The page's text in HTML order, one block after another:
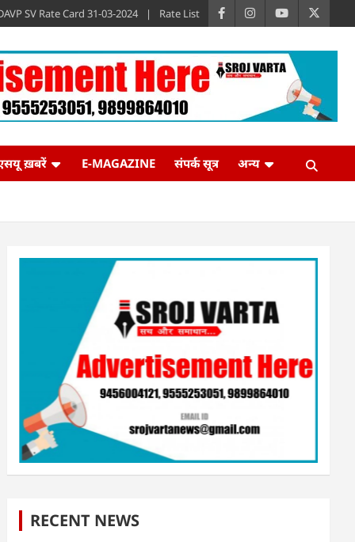
SV Rate Card 31-03-2024 Rate List
ख़बरें E-MAGAZINE संपर्क सूत्र अन्य
RECENT NEWS